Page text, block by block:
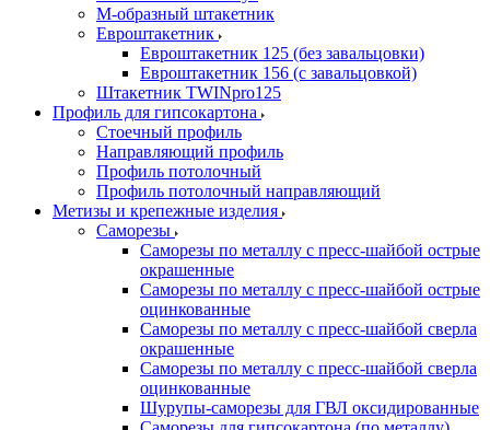
М-образный штакетник
Евроштакетник
Евроштакетник 125 (без завальцовки)
Евроштакетник 156 (с завальцовкой)
Штакетник TWINpro125
Профиль для гипсокартона
Стоечный профиль
Направляющий профиль
Профиль потолочный
Профиль потолочный направляющий
Метизы и крепежные изделия
Саморезы
Саморезы по металлу с пресс-шайбой острые
окрашенные
Саморезы по металлу с пресс-шайбой острые
оцинкованные
Саморезы по металлу с пресс-шайбой сверла
окрашенные
Саморезы по металлу с пресс-шайбой сверла
оцинкованные
Шурупы-саморезы для ГВЛ оксидированные